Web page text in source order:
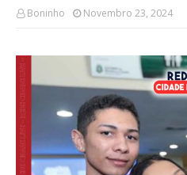
Boninho Novembro 23, 2024